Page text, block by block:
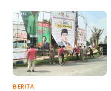
BERITA